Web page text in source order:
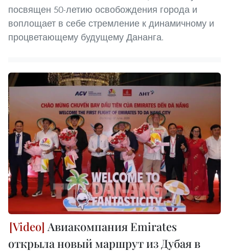
посвящен 50-летию освобождения города и
воплощает в себе стремление к динамичному и
процветающему будущему Дананга.
Авиакомпания Emirates
открыла новый маршрут из Дубая в